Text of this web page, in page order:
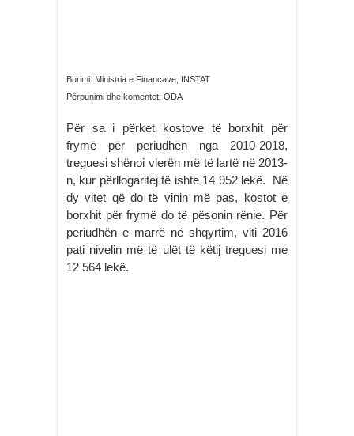
Burimi: Ministria e Financave, INSTAT
Përpunimi dhe komentet: ODA
Për sa i përket kostove të borxhit për
frymë për periudhën nga 2010-2018,
treguesi shënoi vlerën më të lartë në 2013-
n, kur përllogaritej të ishte 14 952 lekë. Në
dy vitet që do të vinin më pas, kostot e
borxhit për frymë do të pësonin rënie. Për
periudhën e marrë në shqyrtim, viti 2016
pati nivelin më të ulët të këtij treguesi me
12 564 lekë.